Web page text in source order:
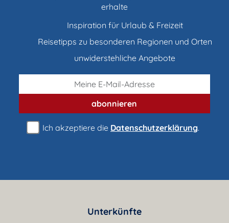
erhalte
Inspiration für Urlaub & Freizeit
Reisetipps zu besonderen Regionen und Orten
unwiderstehliche Angebote
abonnieren
Ich akzeptiere die Datenschutzerklärung.
Unterkünfte